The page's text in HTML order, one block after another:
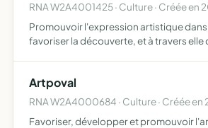
RNA W2A4001425 · Culture · Créée en
Promouvoir l'expression artistique dans
favoriser la découverte, et à travers elle
de tout…
Artpoval
RNA W2A4000684 · Culture · Créée en
Favoriser, développer et promouvoir